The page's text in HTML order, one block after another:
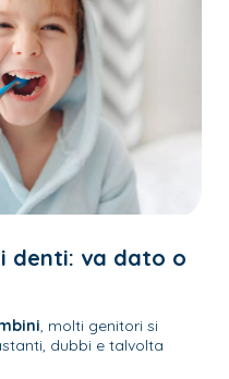
denti: va dato o
, molti genitori si
dubbi e talvolta